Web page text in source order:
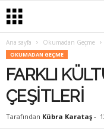
Ana sayfa Okumadan Geçme
OKUMADAN GEÇME
FARKLI
ÇEŞİTLERİ
Tarafından Kübra Karataş -